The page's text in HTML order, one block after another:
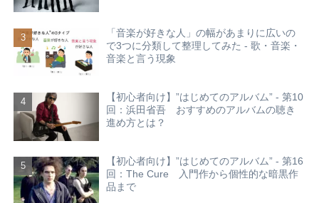
「音楽が好きな人」の幅があまりに広いの
で3つに分類して整理してみた - 歌・音楽・
音楽と言う現象
【初心者向け】”はじめてのアルバム” - 第10
回：浜田省吾 おすすめのアルバムの聴き
進め方とは？
【初心者向け】”はじめてのアルバム” - 第16
回：The Cure 入門作から個性的な暗黒作
品まで